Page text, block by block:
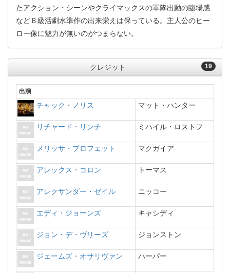
たアクション・シーンやクライマックスの軍隊出動の臨場感
などＢ級活劇水準作の出来栄えは保っている。主人公のヒー
ロー像に魅力が無いのがつまらない。
19
クレジット
出演
チャック・ノリス マット・ハンター
リチャード・リンチ ミハイル・ロストフ
メリッサ・プロフェット マクガイア
アレックス・コロン トーマス
アレクサンダー・ゼイル ニッコー
エディ・ジョーンズ キャシディ
ジョン・デ・ヴリーズ ジョンストン
ジェームズ・オサリヴァン ハーパー